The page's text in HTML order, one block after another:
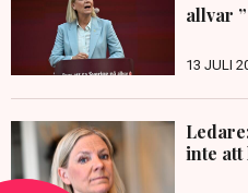
allvar ”
13 JULI
inte